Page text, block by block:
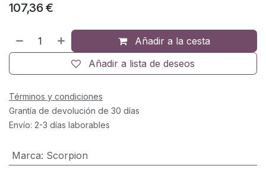
107,36 €
Añadir a la cesta
Añadir a lista de deseos
Términos y condiciones
Grantía de devolución de 30 días
Envío: 2-3 días laborables
Marca: Scorpion